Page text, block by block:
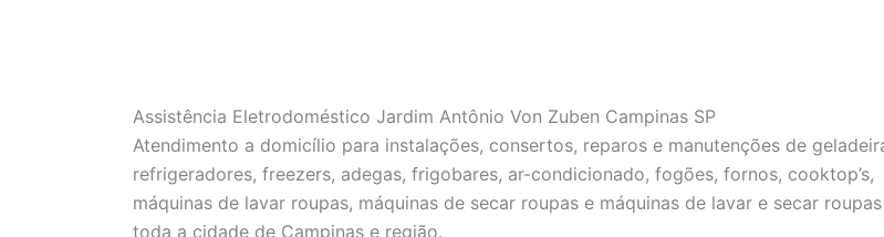
Assistência Eletrodoméstico Jardim Antônio Von Zuben Campinas SP
Atendimento a domicílio para instalações, consertos, reparos e manutenções de
refrigeradores, freezers, adegas, frigobares, ar-condicionado, fogões, fornos, cooktop’s,
máquinas de lavar roupas, máquinas de secar roupas e máquinas de lavar e secar
toda a cidade de Campinas e região.